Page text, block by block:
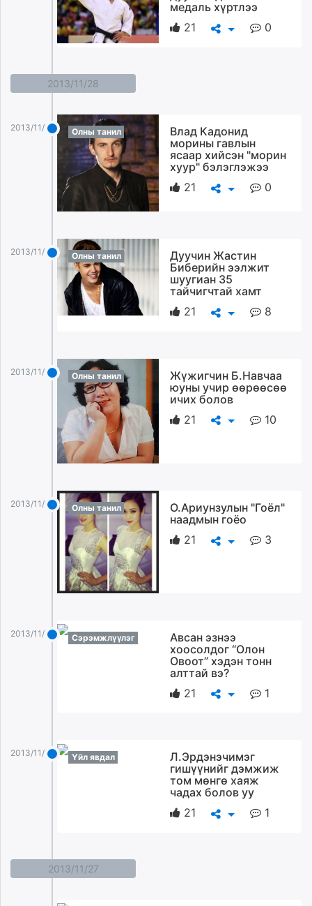
медаль хүртлээ
21
0
2013/11/28
2013/11/28 Олны танил
Влад Кадонид
морины гавлын
ясаар хийсэн "морин
хуур" бэлэглэжээ
21
0
2013/11/28 Олны танил
Дуучин Жастин
Биберийн ээлжит
шуугиан 35
тайчигчтай хамт
21
8
2013/11/28 Олны танил
Жүжигчин Б.Навчаа
юуны учир өөрөөсөө
ичих болов
21
10
2013/11/28 Олны танил
О.Ариунзулын "Гоёл"
наадмын гоёо
21
3
2013/11/28 Сэрэмжлүүлэг
Авсан эзнээ
хоосолдог “Олон
Овоот” хэдэн тонн
алттай вэ?
21
1
2013/11/28 Үйл явдал
Л.Эрдэнэчимэг
гишүүнийг дэмжиж
том мөнгө хаяж
чадах болов уу
21
1
2013/11/27